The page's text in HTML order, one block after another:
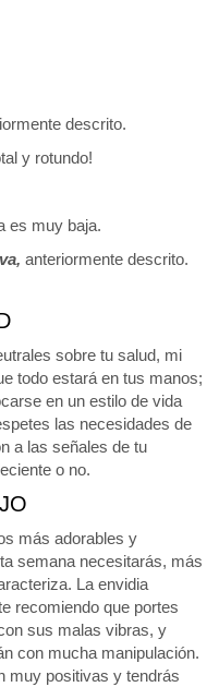
descrito.
y rotundo!
es muy baja.
anteriormente descrito.
sobre tu salud, mi
todo estará en tus manos;
en un estilo de vida
las necesidades de
a las señales de tu
o no.
más adorables y
semana necesitarás, más
La envidia
recomiendo que portes
sus malas vibras, y
con mucha manipulación.
muy positivas y tendrás